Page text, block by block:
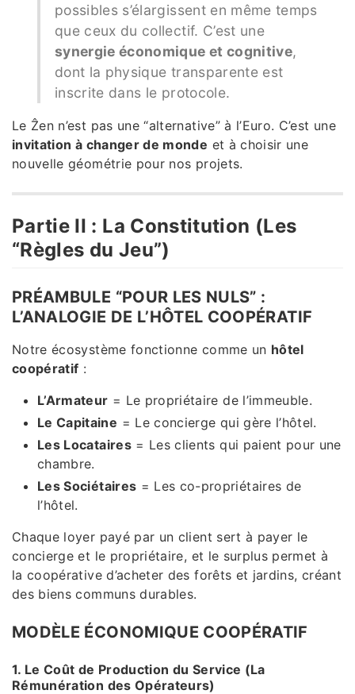
possibles s’élargissent en même temps
que ceux du collectif. C’est une
synergie économique et cognitive,
dont la physique transparente est
inscrite dans le protocole.
Le Ẑen n’est pas une “alternative” à l’Euro. C’est une
invitation à changer de monde et à choisir une
nouvelle géométrie pour nos projets.
Partie II : La Constitution (Les
“Règles du Jeu”)
PRÉAMBULE “POUR LES NULS” :
L’ANALOGIE DE L’HÔTEL COOPÉRATIF
Notre écosystème fonctionne comme un hôtel
coopératif :
L’Armateur = Le propriétaire de l’immeuble.
Le Capitaine = Le concierge qui gère l’hôtel.
Les Locataires= Les clients qui paient pour une
chambre.
Les Sociétaires = Les co-propriétaires de
l’hôtel.
Chaque loyer payé par un client sert à payer le
concierge et le propriétaire, et le surplus permet à
la coopérative d’acheter des forêts et jardins, créant
des biens communs durables.
MODÈLE ÉCONOMIQUE COOPÉRATIF
1. Le Coût de Production du Service (La
Rémunération des Opérateurs)